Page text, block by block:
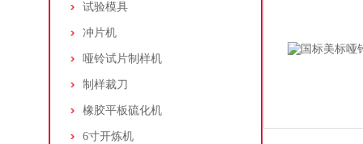
试验模具
冲片机
哑铃试片制样机
制样裁刀
橡胶平板硫化机
6寸开炼机